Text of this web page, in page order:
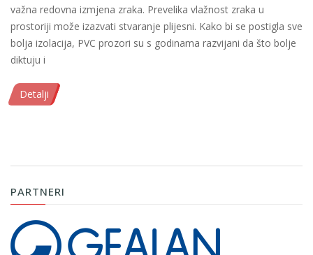
važna redovna izmjena zraka. Prevelika vlažnost zraka u
prostoriji može izazvati stvaranje plijesni. Kako bi se postigla sve
bolja izolacija, PVC prozori su s godinama razvijani da što bolje
diktuju i
Detalji
PARTNERI